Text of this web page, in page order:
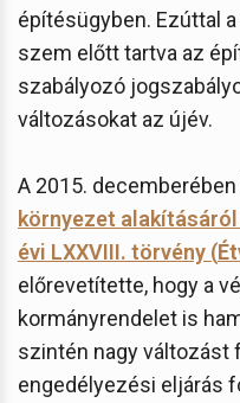
építésügyben. Ezúttal
szem előtt tartva az
szabályozó
változásokat az újév.
A 2015.
környezet
évi LXXVIII. törvény (
előrevetítette, hogy a
kormányrendelet is
szintén nagy változást
engedélyezési eljárás